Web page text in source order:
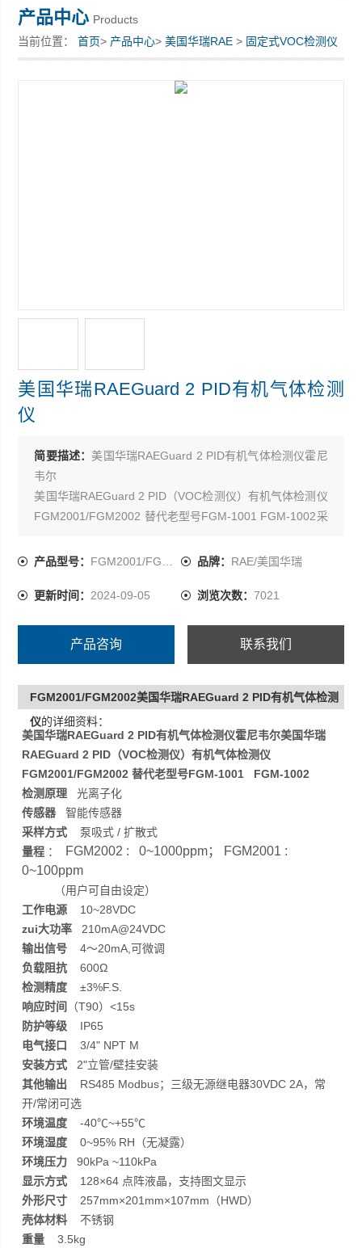
产品中心 Products
当前位置：首页> 产品中心>美国华瑞RAE > 固定式VOC检测仪
美国华瑞RAEGuard 2 PID有机气体检测
仪
简要描述：美国华瑞RAEGuard 2 PID有机气体检测仪霍尼
韦尔
美国华瑞RAEGuard 2 PID（VOC检测仪）有机气体检测仪
FGM2001/FGM2002 替代老型号FGM-1001 FGM-1002采
代本安型PID传感器，响应时间更快，抗湿性能更强，测量
产品型号： FGM2001/FGM2002 品牌： RAE/美国华瑞
更新时间： 2024-09-05 浏览次数： 7021
产品咨询 联系我们
FGM2001/FGM2002美国华瑞RAEGuard 2 PID有机气体检测
仪的详细资料：
美国华瑞RAEGuard 2 PID有机气体检测仪霍尼韦尔美国华瑞
RAEGuard 2 PID（VOC检测仪）有机气体检测仪
FGM2001/FGM2002 替代老型号FGM-1001 FGM-1002
检测原理
光离子化
传感器
智能传感器
采样方式 泵吸式 / 扩散式
量程 ： FGM2002 : 0~1000ppm； FGM2001 :
0~100ppm
（用户可自由设定）
工作电源
10~28VDC
zui大功率
210mA@24VDC
输出信号 4～20mA,可微调
负载阻抗 600Ω
检测精度 ±3%F.S.
响应时间
（T90）<15s
防护等级 IP65
电气接口 3/4" NPT M
安装方式
2"立管/壁挂安装
其他输出 RS485 Modbus；三级无源继电器30VDC 2A，常
开/常闭可选
环境温度 -40℃~+55℃
环境湿度 0~95% RH（无凝露）
环境压力
90kPa ~110kPa
显示方式 128×64 点阵液晶，支持图文显示
外形尺寸 257mm×201mm×107mm（HWD）
壳体材料 不锈钢
重量 3.5kg